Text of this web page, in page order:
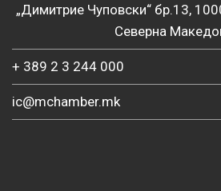
„Димитрие Чуповски“ бр.13,
Северна
+ 389 2 3 244 000
ic@mchamber.mk